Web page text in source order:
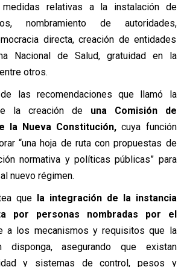
medidas relativas a la instalación de
nombramiento de autoridades,
directa, creación de entidades
Nacional de Salud, gratuidad en la
otros.
las recomendaciones que llamó la
la creación de una Comisión de
la Nueva Constitución, cuya función
“una hoja de ruta con propuestas de
normativa y políticas públicas” para
nuevo régimen.
que la integración de la instancia
por personas nombradas por el
a los mecanismos y requisitos que la
disponga, asegurando que existan
y sistemas de control, pesos y